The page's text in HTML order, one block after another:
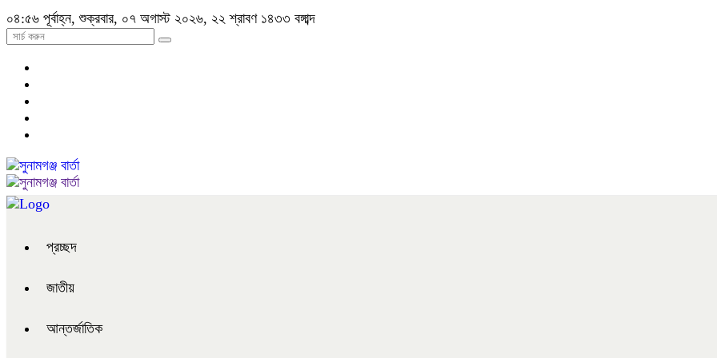
০৪:৫৬ পূর্বাহ্ন, শুক্রবার, ০৭ অগাস্ট ২০২৬, ২২ শ্রাবণ ১৪৩৩ বঙ্গাব্দ
প্রচ্ছদ
জাতীয়
আন্তর্জাতিক